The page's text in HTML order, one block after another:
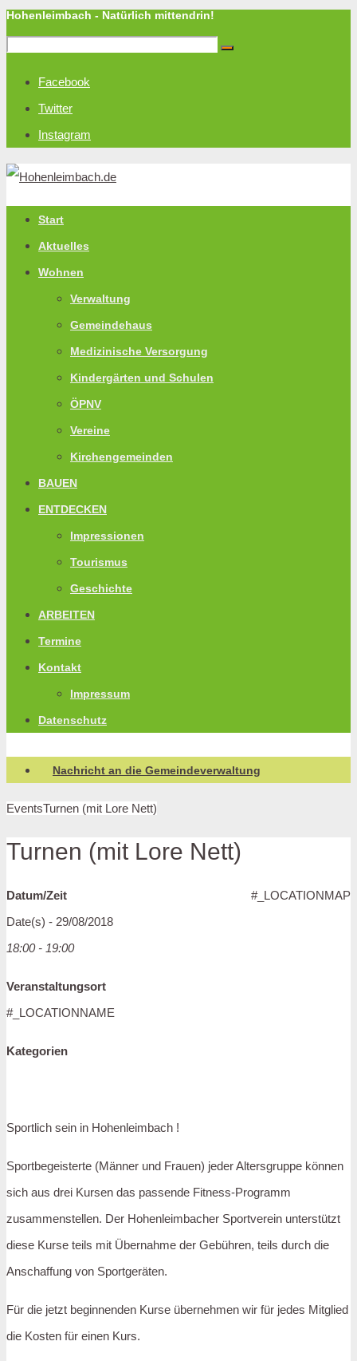
Hohenleimbach - Natürlich mittendrin!
Facebook
Twitter
Instagram
Start
Aktuelles
Wohnen
Verwaltung
Gemeindehaus
Medizinische Versorgung
Kindergärten und Schulen
ÖPNV
Vereine
Kirchengemeinden
BAUEN
ENTDECKEN
Impressionen
Tourismus
Geschichte
ARBEITEN
Termine
Kontakt
Impressum
Datenschutz
Nachricht an die Gemeindeverwaltung
EventsTurnen (mit Lore Nett)
Turnen (mit Lore Nett)
#_LOCATIONMAP
Datum/Zeit
Date(s) - 29/08/2018
18:00 - 19:00
Veranstaltungsort
#_LOCATIONNAME
Kategorien
Sportlich sein in Hohenleimbach !
Sportbegeisterte (Männer und Frauen) jeder Altersgruppe können
sich aus drei Kursen das passende Fitness-Programm
zusammenstellen. Der Hohenleimbacher Sportverein unterstützt
diese Kurse teils mit Übernahme der Gebühren, teils durch die
Anschaffung von Sportgeräten.
Für die jetzt beginnenden Kurse übernehmen wir für jedes Mitglied
die Kosten für einen Kurs.